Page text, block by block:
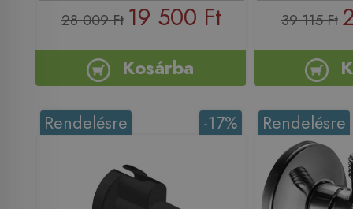
28 009 Ft 19 500 Ft
Kosárba
39 115 Ft
-17%
Rendelésre Rendelésre